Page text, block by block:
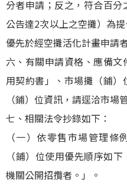
分者申請；反之，符合百
公告達2次以上之空攤）為
優先於經空攤活化計畫申請
六、有關申請資格、應備
用契約書」、市場攤（鋪
（鋪）位資訊，請逕洽市場
七、相關法令抄錄如下：
（一）依零售市場管理
（鋪）位使用優先順序如
機關公開招攬者。」。